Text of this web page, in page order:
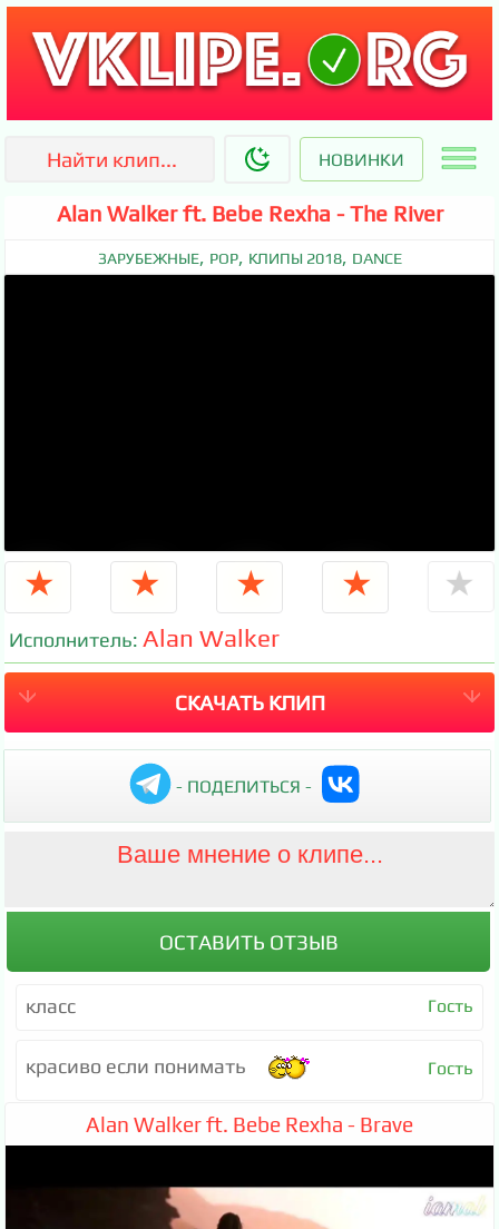
НОВИНКИ
Alan Walker ft. Bebe Rexha - The River
ЗАРУБЕЖНЫЕ, POP, КЛИПЫ 2018, DANCE
★ ★ ★ ★ ★
Исполнитель:Alan Walker
СКАЧАТЬ КЛИП
- ПОДЕЛИТЬСЯ -
класс Гость
красиво если понимать Гость
Alan Walker ft. Bebe Rexha - Brave